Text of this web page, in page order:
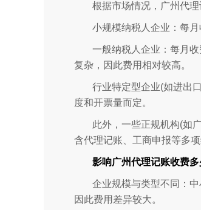
根据市场情况，广州代
小规模纳税人企业：每
一般纳税人企业：每月
复杂，因此费用相对较高。
行业特定型企业(如进出
度和开票量而定。
此外，一些正规机构(如
含代理记账、工商申报等多
影响广州代理记账收费
企业规模与类型不同：
因此费用差异较大。